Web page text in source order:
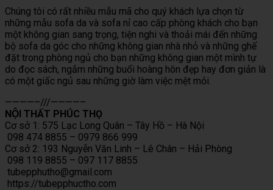
Chúng tôi có rất nhiều mẫu mã cho quý khách lựa chọn từ
những mẫu sofa da và sofa nỉ cao cấp phòng khách cho bạn
một không gian sang trọng, tiện nghi và thoải mái đến những
bộ sofa da góc cho những không gian nhà nhỏ và những ghế
đặt trong phòng ngủ cho bạn những không gian một mình tự
do đọc sách, ngắm những buổi hoàng hôn đẹp hay đơn giản là
có một giấc ngủ sau những giờ làm việc mệt mỏi.
————–///————–
NỘI THẤT PHÚC THỌ
Cơ sở 1: 575 Lạc Long Quân – Tây Hồ – Hà Nội
098 474 8855 – 0979 866 999
Cơ sở 2: 193 Nguyễn Văn Linh – Lê Chân – Hải Phòng
098 119 8855 – 097 117 8855
tubepphutho@gmail.com
https://tubepphuctho.com